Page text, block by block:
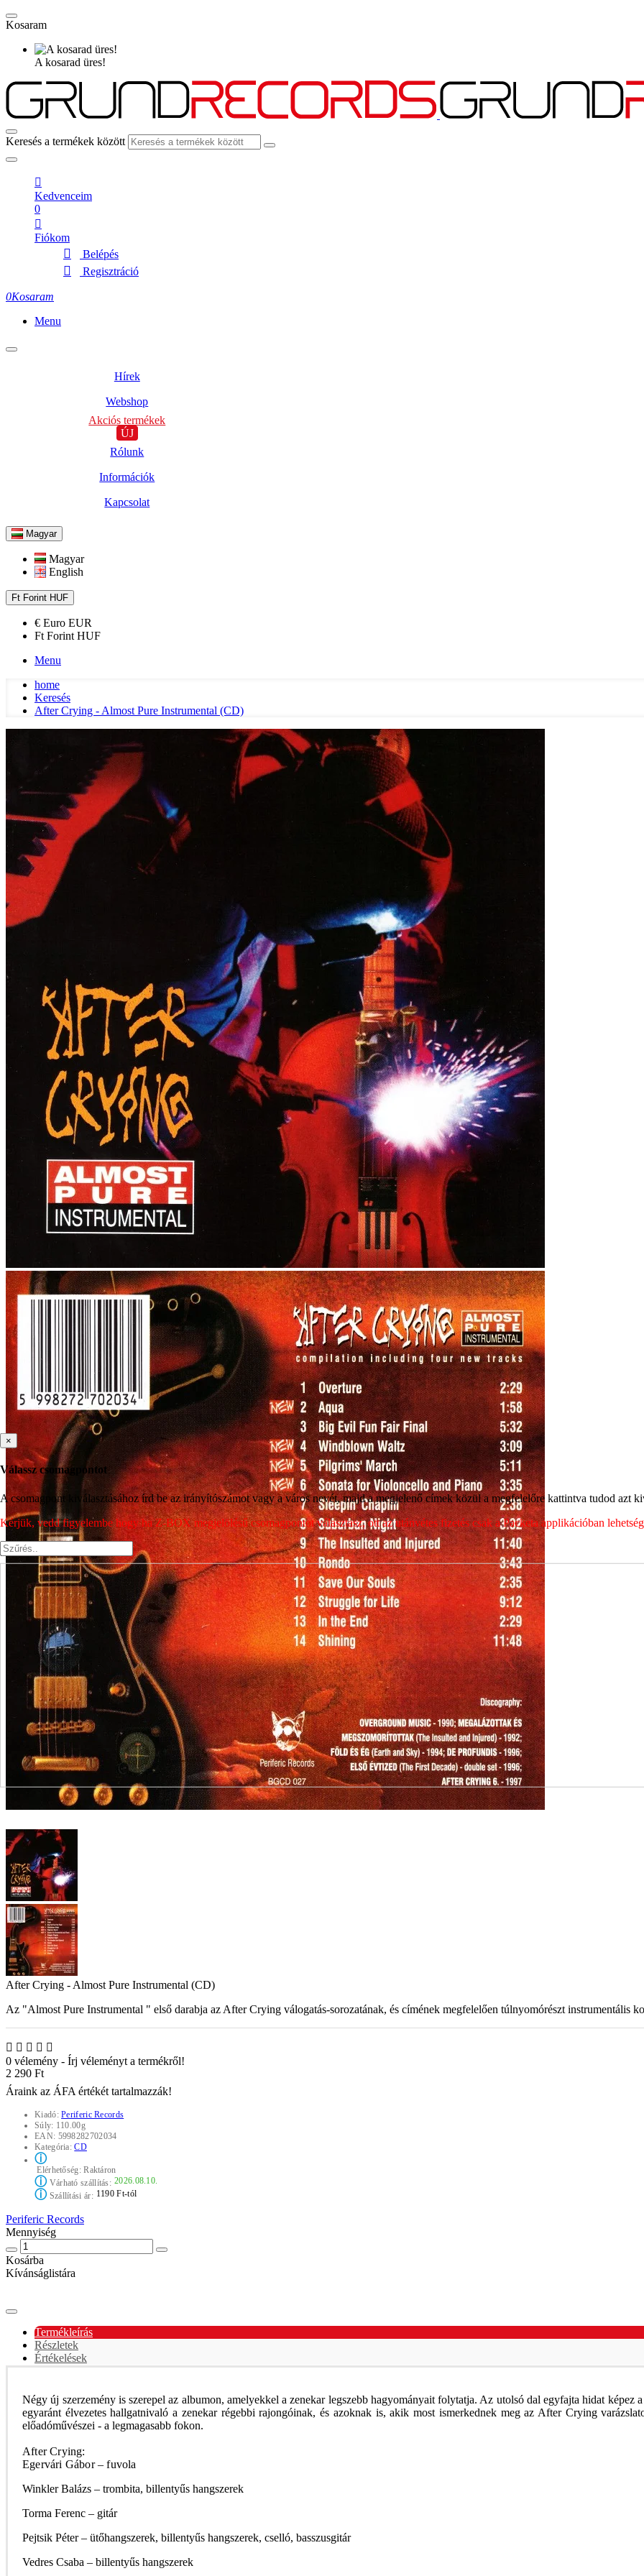
Kosaram
A kosarad üres!
Keresés a termékek között
Kedvenceim
0
Fiókom
Belépés
Regisztráció
0Kosaram
Menu
Hírek
Webshop
Akciós termékek
ÚJ
Rólunk
Információk
Kapcsolat
Magyar
Magyar
English
Ft Forint HUF
€ Euro EUR
Ft Forint HUF
Menu
home
Keresés
After Crying - Almost Pure Instrumental (CD)
After Crying - Almost Pure Instrumental (CD)
Az "Almost Pure Instrumental " első darabja az After Crying válogatás-sorozatának, és címének megfelelően túlnyomórészt instrumentális
0 vélemény - Írj véleményt a termékről!
2 290 Ft
Áraink az ÁFA értékét tartalmazzák!
Kiadó:Periferic Records
Súly: 110.00g
EAN: 5998282702034
Kategória:CD
ⓘ
Elérhetőség:Raktáron
ⓘVárható szállítás: 2026.08.10.
ⓘSzállítási ár: 1190 Ft-tól
Periferic Records
Mennyiség
Kosárba
Kívánságlistára
Termékleírás
Részletek
Értékelések
Négy új szerzemény is szerepel az albumon, amelyekkel a zenekar legszebb hagyományait folytatja. Az utolsó dal egyfajta hidat
egyaránt élvezetes hallgatnivaló a zenekar régebbi rajongóinak, és azoknak is, akik most ismerkednek meg az After Crying
előadóművészei - a legmagasabb fokon.
After Crying:
Egervári Gábor – fuvola
Winkler Balázs – trombita, billentyűs hangszerek
Torma Ferenc – gitár
Pejtsik Péter – ütőhangszerek, billentyűs hangszerek, cselló, basszusgitár
Vedres Csaba – billentyűs hangszerek
×
Válassz csomagpontot
A csomagpont kiválasztásához írd be az irányítószámot vagy a város nevét, majd a megjelenő címek közül a megfelelőre kattintva tudod azt
Kérjük, vedd figyelembe hogy ha Z-BOX megjelölésű csomagpontot választasz, ott az utánvétes fizetés csak a Packeta applikációban